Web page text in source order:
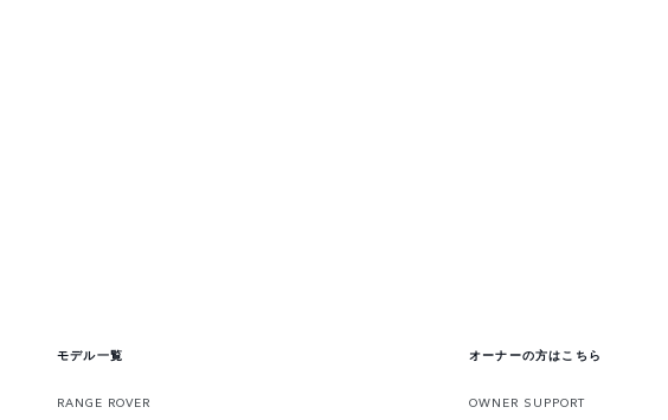
モデル一覧
RANGE ROVER
オーナーの方はこちら
OWNER SUPPORT